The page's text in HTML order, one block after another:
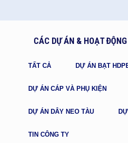
CÁC DỰ ÁN & HOẠT
TẤT CẢ DỰ ÁN BẠT
DỰ ÁN CÁP VÀ PHỤ KIỆN
DỰ ÁN DÂY NEO TÀU
TIN CÔNG TY